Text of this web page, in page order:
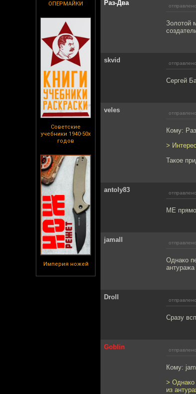
ОПЕРМАЙКИ
Советские
учебники 1940-50х
годов
Империя ножей
Раз-Два
Золотой
skvid
Сергей
veles
Кому:
>
Такое
antoly83
МЕ
jamall
Однако
Droll
Сразу
Goblin
Кому:
> Однако
из